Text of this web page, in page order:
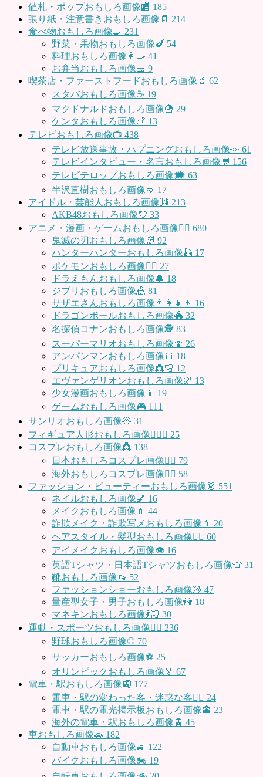
値札・ポップおもしろ画像🏬 185
張り紙・注意書きおもしろ画像📄 214
食べ物おもしろ画像🍳 231
野菜・果物おもしろ画像🍆 54
料理おもしろ画像👩‍🍳 41
お弁当おもしろ画像🍱 9
喫茶店・ファーストフードおもしろ画像🥤 62
スタバおもしろ画像☕️ 19
マクドナルドおもしろ画像🍟 29
ケンタおもしろ画像🍗 13
テレビおもしろ画像📺 438
テレビ放送事故・ハプニングおもしろ画像👀 61
テレビインタビュー・名言おもしろ画像💬 156
テレビテロップおもしろ画像🗯 63
半沢直樹おもしろ画像🤜 17
アイドル・芸能人おもしろ画像👯 213
AKB48おもしろ画像💘 33
アニメ・漫画・ゲームおもしろ画像🧚‍♀️ 680
鬼滅の刃おもしろ画像👹 92
ハンターハンターおもしろ画像🎣 17
ポケモンおもしろ画像🤹‍♂️ 27
ドラえもんおもしろ画像🔔 18
ジブリおもしろ画像🎪 81
サザエさんおもしろ画像👨‍👩‍👧‍👦 16
ドラゴンボールおもしろ画像🐲 32
名探偵コナンおもしろ画像🕵️ 83
スーパーマリオおもしろ画像🍄 26
アンパンマンおもしろ画像🍞 18
プリキュアおもしろ画像👸🏻 12
エヴァンゲリオンおもしろ画像🌌 13
少女漫画おもしろ画像👧 19
ゲームおもしろ画像🎮 111
サンリオおもしろ画像🧸 31
フィギュア人形おもしろ画像🧍🏼‍♂️ 25
コスプレおもしろ画像👸 138
日本おもしろコスプレ画像🧝‍♀️ 79
海外おもしろコスプレ画像🧝‍♂️ 58
ファッション・ビューティーおもしろ画像👗 551
ネイルおもしろ画像💅 16
メイクおもしろ画像💄 44
詐欺メイク・詐欺写メおもしろ画像💄 20
ヘアスタイル・髪型おもしろ画像👱‍♀️ 60
アイメイクおもしろ画像👁 16
英語Tシャツ・日本語Tシャツおもしろ画像👕 31
靴おもしろ画像👡 52
ファッションショーおもしろ画像🥻 47
量産型女子・男子おもしろ画像👫 18
マネキンおもしろ画像💃🏻 30
運動・スポーツおもしろ画像🏃‍♂️ 236
野球おもしろ画像⚾ 70
サッカーおもしろ画像⚽️ 25
オリンピックおもしろ画像🏅 67
電車・駅おもしろ画像🚉 177
電車・駅の変わった客・迷惑な客🤦‍♀️ 24
電車・駅の電光掲示板おもしろ画像🕋 23
海外の電車・駅おもしろ画像🚊 45
車おもしろ画像🚗 182
自動車おもしろ画像🚙 122
バイクおもしろ画像🏍 19